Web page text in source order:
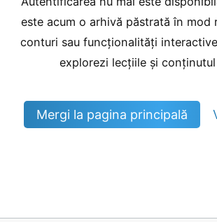
este acum o arhivă păstrată în mod
conturi sau funcționalități
explorezi lecțiile și conținutul
Mergi la pagina principală